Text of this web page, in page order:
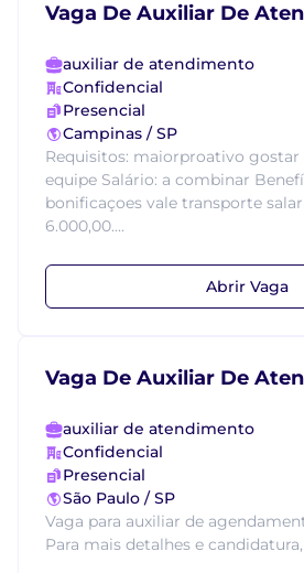
Vaga De Auxiliar De
auxiliar de atendimento
Confidencial
Presencial
Campinas / SP
Requisitos: maiorproativo gostar
equipe Salário: a combinar
bonificaçoes vale transporte
6.000,00....
Abrir Vaga
Vaga De Auxiliar De
auxiliar de atendimento
Confidencial
Presencial
São Paulo / SP
Vaga para auxiliar de
Para mais detalhes e